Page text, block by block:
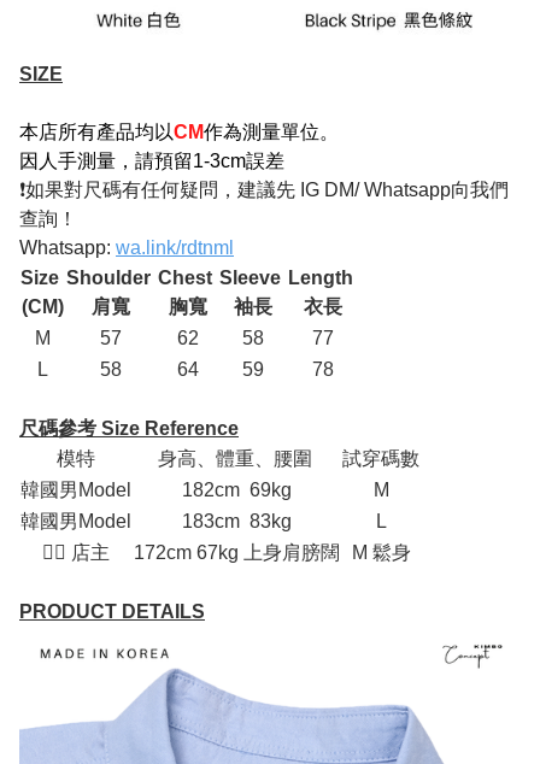
SIZE
本店所有產品均以CM作為測量單位。
因人手測量，請預留1-3cm誤差
❗如果對尺碼有任何疑問，建議先 IG DM/ Whatsapp向我們
查詢！
Whatsapp: wa.link/rdtnml
Size
(CM)
Shoulder
肩寬
Chest
胸寬
Sleeve
袖長
Length
衣長
M
57 62 58
77
L
58 64 59 78
尺碼參考 Size Reference
模特
身高、體重、腰圍
試穿碼數
韓國男Model
182cm 69kg
M
韓國男Model
183cm 83kg
L
💁‍♂ 店主
172cm 67kg 上身肩膀闊 M 鬆身
PRODUCT DETAILS